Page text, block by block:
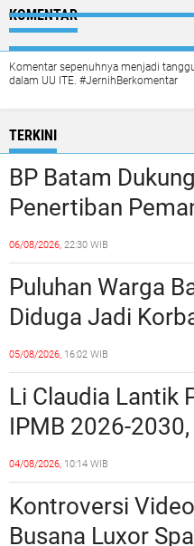
KOMENTAR
Komentar sepenuhnya menjadi
dalam UU ITE. #JernihBerkomentar
TERKINI
BP Batam Dukung
Penertiban
Ruang Laut Sesuai
Ketentuan
Perundang-
06/08/2026, 22:30 WIB
Puluhan Warga
Diduga Jadi
Penipuan Kavling
Miliaran Rupiah,
Polda Kepri
Tempat?
05/08/2026, 16:02 WIB
Li Claudia Lantik
IPMB 2026-
Perkuat
Sinergi dengan
Batam
04/08/2026, 10:14 WIB
Kontroversi
Busana Luxor